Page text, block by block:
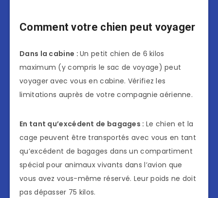
Comment votre chien peut voyager
Dans la cabine :Un petit chien de 6 kilos
maximum (y compris le sac de voyage) peut
voyager avec vous en cabine. Vérifiez les
limitations auprès de votre compagnie aérienne.
En tant qu’excédent de bagages : Le chien et la
cage peuvent être transportés avec vous en tant
qu’excédent de bagages dans un compartiment
spécial pour animaux vivants dans l’avion que
vous avez vous-même réservé. Leur poids ne doit
pas dépasser 75 kilos.